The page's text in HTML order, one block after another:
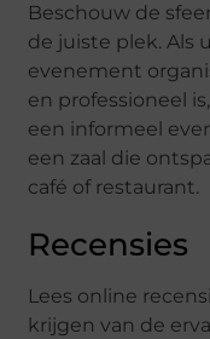
Beschouw de
de juiste plek. Als
evenement
en professioneel
een informeel
een zaal die
café of restaurant.
Recensies
Lees online
krijgen van de